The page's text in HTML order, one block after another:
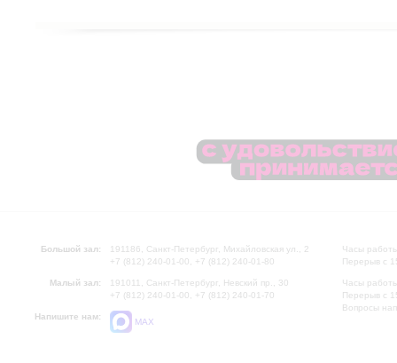
Большой зал:
191186, Санкт-Петербург, Михайловская ул., 2
+7 (812) 240-01-00, +7 (812) 240-01-80
Малый зал:
191011, Санкт-Петербург, Невский пр., 30
+7 (812) 240-01-00, +7 (812) 240-01-70
Напишите нам:
MAX
Часы
Перерыв с
Часы
Перерыв с
Вопросы